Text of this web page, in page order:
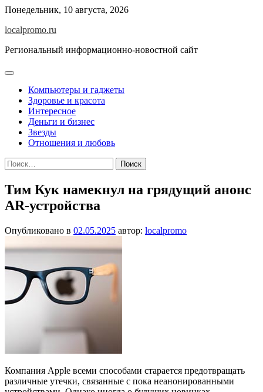
Перейти
содержимому
Понедельник, 10 августа, 2026
localpromo.ru
Региональный информационно-новостной сайт
Компьютеры и гаджеты
Здоровье и красота
Интересное
Деньги и бизнес
Звезды
Отношения и любовь
Найти:
Тим Кук намекнул на грядущий анонс
AR-устройства
Опубликовано в 02.05.2025 автор: localpromo
Компания Apple всеми способами старается предотвращать
различные утечки, связанные с пока неанонированными